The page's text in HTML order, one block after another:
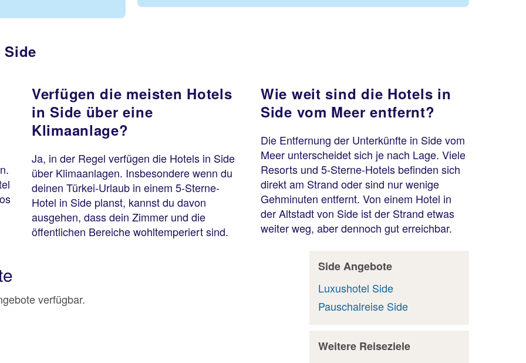
Verfügen die meisten Hotels
in Side über eine
Klimaanlage?
Ja, in der Regel verfügen die Hotels in Side
über Klimaanlagen. Insbesondere wenn du
deinen Türkei-Urlaub in einem 5-Sterne-
Hotel in Side planst, kannst du davon
ausgehen, dass dein Zimmer und die
öffentlichen Bereiche wohltemperiert sind.
Wie weit sind die Hotels in
Side vom Meer entfernt?
Die Entfernung der Unterkünfte in Side vom
Meer unterscheidet sich je nach Lage. Viele
Resorts und 5-Sterne-Hotels befinden sich
direkt am Strand oder sind nur wenige
Gehminuten entfernt. Von einem Hotel in
der Altstadt von Side ist der Strand etwas
weiter weg, aber dennoch gut erreichbar.
verfügbar.
Side Angebote
Luxushotel Side
Pauschalreise Side
Weitere Reiseziele